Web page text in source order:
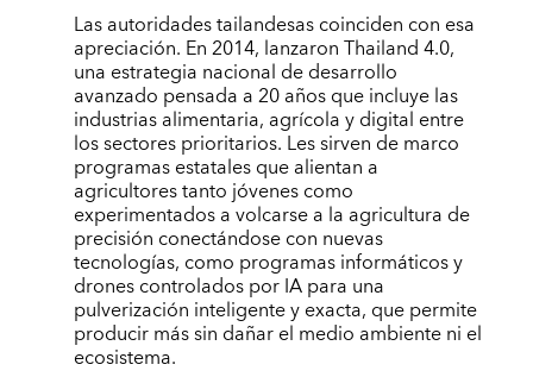
Las autoridades tailandesas coinciden con esa
apreciación. En 2014, lanzaron Thailand 4.0,
una estrategia nacional de desarrollo
avanzado pensada a 20 años que incluye las
industrias alimentaria, agrícola y digital entre
los sectores prioritarios. Les sirven de marco
programas estatales que alientan a
agricultores tanto jóvenes como
experimentados a volcarse a la agricultura de
precisión conectándose con nuevas
tecnologías, como programas informáticos y
drones controlados por IA para una
pulverización inteligente y exacta, que permite
producir más sin dañar el medio ambiente ni el
ecosistema.